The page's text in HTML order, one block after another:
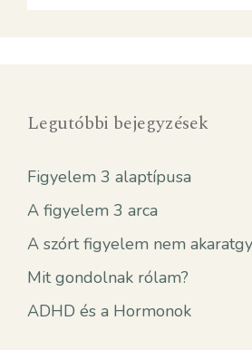
Legutóbbi bejegyzések
Figyelem 3 alaptípusa
A figyelem 3 arca
A szórt figyelem nem
Mit gondolnak rólam?
ADHD és a Hormonok